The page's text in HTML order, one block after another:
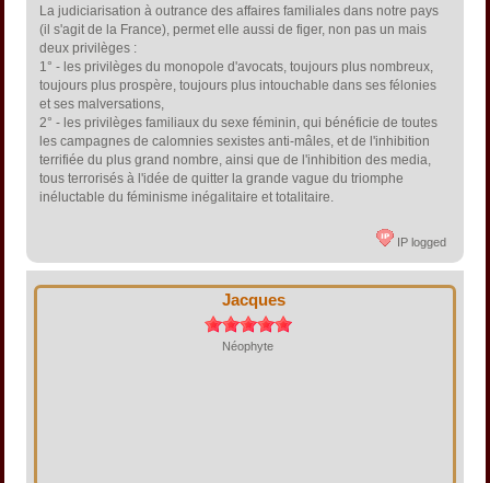
La judiciarisation à outrance des affaires familiales dans notre pays
(il s'agit de la France), permet elle aussi de figer, non pas un mais
deux privilèges :
1° - les privilèges du monopole d'avocats, toujours plus nombreux,
toujours plus prospère, toujours plus intouchable dans ses félonies
et ses malversations,
2° - les privilèges familiaux du sexe féminin, qui bénéficie de toutes
les campagnes de calomnies sexistes anti-mâles, et de l'inhibition
terrifiée du plus grand nombre, ainsi que de l'inhibition des media,
tous terrorisés à l'idée de quitter la grande vague du triomphe
inéluctable du féminisme inégalitaire et totalitaire.
IP logged
Jacques
Néophyte